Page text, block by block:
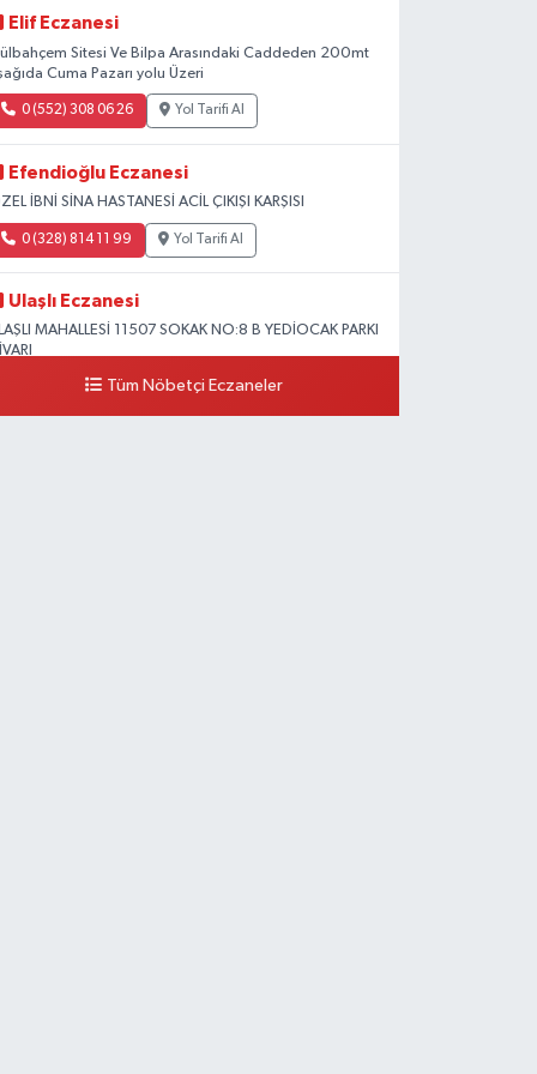
Elif Eczanesi
Sitesi Ve Bilpa Arasındaki Caddeden 200mt
Cuma Pazarı yolu Üzeri
0 (552) 308 06 26 Yol Tarifi Al
Efendioğlu Eczanesi
İBNİ SİNA HASTANESİ ACİL ÇIKIŞI KARŞISI
0 (328) 814 11 99 Yol Tarifi Al
Ulaşlı Eczanesi
MAHALLESİ 11507 SOKAK NO:8 B YEDİOCAK PARKI
0 (546) 158 81 80 Yol Tarifi Al
Tüm Nöbetçi Eczaneler